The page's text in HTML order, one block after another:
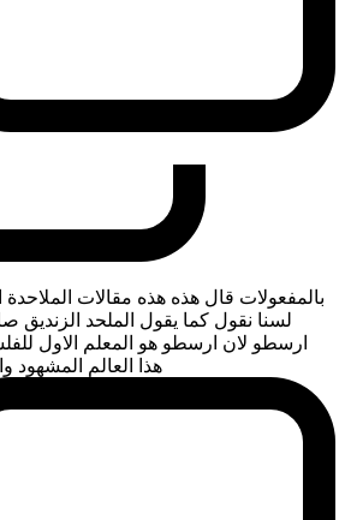
بالمفعولات قال هذه هذه مقالات الملاحدة
لسنا نقول كما يقول الملحد الزنديق
ارسطو لان ارسطو هو المعلم الاول
هذا العالم المشهود